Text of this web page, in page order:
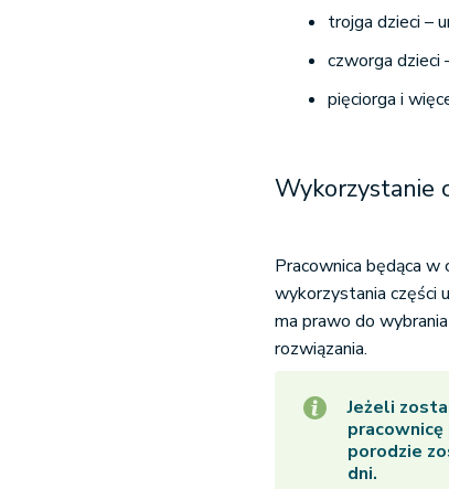
trojga dzieci –
czworga dzieci
pięciorga i
Wykorzystanie
Pracownica będąca
wykorzystania części
ma prawo do
rozwiązania.
Jeżeli
porodzie
dni.